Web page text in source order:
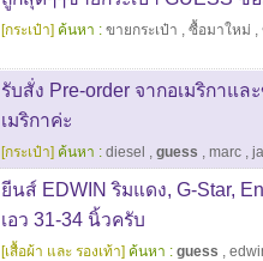
[กระเป๋า] ค้นหา : ขายกระเป๋า , ซื้อมาใหม่ ,
รับสั่ง Pre-order จากอเมริกาแ
เมริกาค่ะ
[กระเป๋า] ค้นหา : diesel , guess , marc ,
ยีนส์ EDWIN ริมแดง, G-Star,
เอว 31-34 นิ้วครับ
[เสื้อผ้า และ รองเท้า] ค้นหา : guess ,